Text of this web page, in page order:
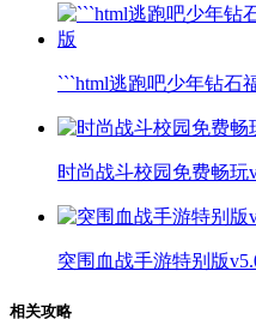
```html逃跑吧少年钻石
时尚战斗校园免费畅玩
突围血战手游特别版
相关攻略